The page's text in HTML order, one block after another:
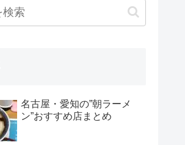
名古屋・愛知の”朝ラーメ
ン”おすすめ店まとめ